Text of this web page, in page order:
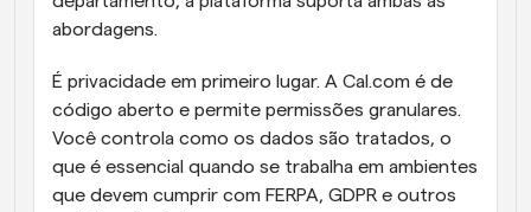
abordagens.
É privacidade em primeiro lugar. A Cal.com é de
código aberto e permite permissões granulares.
Você controla como os dados são tratados, o
que é essencial quando se trabalha em ambientes
que devem cumprir com FERPA, GDPR e outros